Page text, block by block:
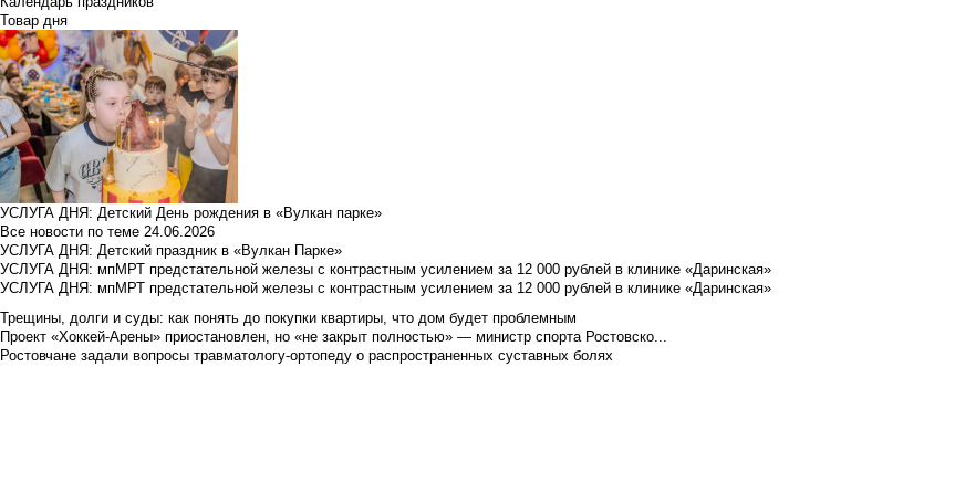
Товар дня
УСЛУГА ДНЯ: Детский День рождения в «Вулкан парке»
Все новости по теме 24.06.2026
УСЛУГА ДНЯ: Детский праздник в «Вулкан Парке»
УСЛУГА ДНЯ: мпМРТ предстательной железы с контрастным усилением за 12 000 рублей в клинике «Даринская»
УСЛУГА ДНЯ: мпМРТ предстательной железы с контрастным усилением за 12 000 рублей в клинике «Даринская»
Трещины, долги и суды: как понять до покупки квартиры, что дом будет проблемным
Проект «Хоккей-Арены» приостановлен, но «не закрыт полностью» — министр спорта Ростовско...
Ростовчане задали вопросы травматологу-ортопеду о распространенных суставных болях